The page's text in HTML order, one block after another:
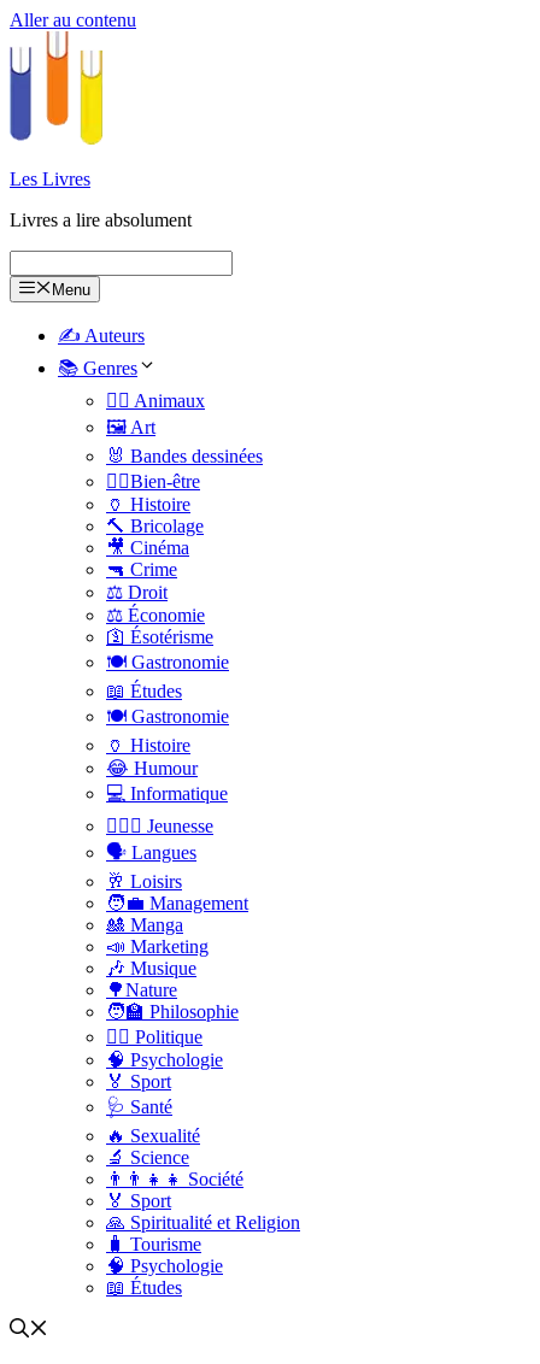
Aller au contenu
Les Livres
Livres a lire absolument
Menu
✍️ Auteurs
📚 Genres
🐕‍🦺 Animaux
🖼️ Art
🐰 Bandes dessinées
🧑‍⚕️Bien-être
🏺 Histoire
🔨 Bricolage
🎥 Cinéma
🔫 Crime
⚖️ Droit
⚖️ Économie
🛐 Ésotérisme
🍽️ Gastronomie
📖 Études
🍽️ Gastronomie
🏺 Histoire
😂 Humour
💻 Informatique
🤸🏽‍♀️ Jeunesse
🗣 Langues
🥂 Loisirs
🧑‍💼 Management
🎎 Manga
📣 Marketing
🎶 Musique
🌳Nature
🧑‍🏫 Philosophie
👨‍⚖️ Politique
🧠 Psychologie
🏅 Sport
🩺 Santé
🔥 Sexualité
🔬 Science
👨‍👨‍👧‍👧 Société
🏅 Sport
🙏 Spiritualité et Religion
🧳 Tourisme
🧠 Psychologie
📖 Études